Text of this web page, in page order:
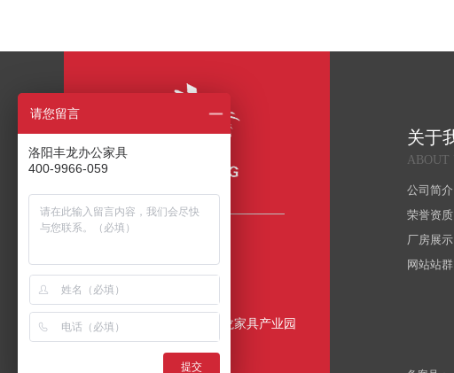
400-9966-059
公司地址
中国•洛阳•伊滨区•丰龙家具产业园
关于
ABOUT
公司简介
荣誉资质
厂房展示
网站站群
请您留言
洛阳丰龙办公家具
400-9966-059
提交